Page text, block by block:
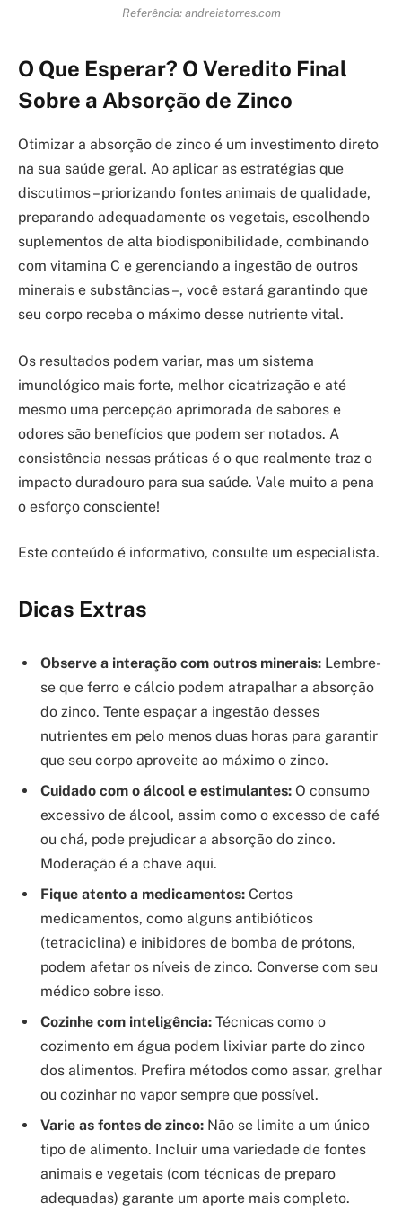
Referência: andreiatorres.com
O Que Esperar? O Veredito Final
Sobre a Absorção de Zinco
Otimizar a absorção de zinco é um investimento direto
na sua saúde geral. Ao aplicar as estratégias que
discutimos – priorizando fontes animais de qualidade,
preparando adequadamente os vegetais, escolhendo
suplementos de alta biodisponibilidade, combinando
com vitamina C e gerenciando a ingestão de outros
minerais e substâncias –, você estará garantindo que
seu corpo receba o máximo desse nutriente vital.
Os resultados podem variar, mas um sistema
imunológico mais forte, melhor cicatrização e até
mesmo uma percepção aprimorada de sabores e
odores são benefícios que podem ser notados. A
consistência nessas práticas é o que realmente traz o
impacto duradouro para sua saúde. Vale muito a pena
o esforço consciente!
Este conteúdo é informativo, consulte um especialista.
Dicas Extras
Observe a interação com outros minerais: Lembre-
se que ferro e cálcio podem atrapalhar a absorção
do zinco. Tente espaçar a ingestão desses
nutrientes em pelo menos duas horas para garantir
que seu corpo aproveite ao máximo o zinco.
Cuidado com o álcool e estimulantes: O consumo
excessivo de álcool, assim como o excesso de café
ou chá, pode prejudicar a absorção do zinco.
Moderação é a chave aqui.
Fique atento a medicamentos: Certos
medicamentos, como alguns antibióticos
(tetraciclina) e inibidores de bomba de prótons,
podem afetar os níveis de zinco. Converse com seu
médico sobre isso.
Cozinhe com inteligência: Técnicas como o
cozimento em água podem lixiviar parte do zinco
dos alimentos. Prefira métodos como assar, grelhar
ou cozinhar no vapor sempre que possível.
Varie as fontes de zinco: Não se limite a um único
tipo de alimento. Incluir uma variedade de fontes
animais e vegetais (com técnicas de preparo
adequadas) garante um aporte mais completo.